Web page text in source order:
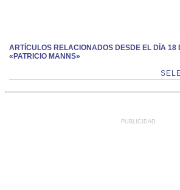
ARTÍCULOS RELACIONADOS DESDE EL DÍA 18
«PATRICIO MANNS»
PUBLICIDAD